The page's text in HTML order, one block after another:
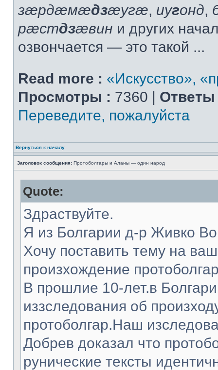
зæрдæмæдзæугæ, иугонд,
рæстдзæвин и других
озвончается — это такой ...
Read more : «Искусство»,
Просмотры : 7360 | Ответы
Переведите, пожалуйста
Вернуться к началу
Заголовок сообщения: Протоболгары и Аланы — один народ
Quote:
Здраствуйте.
Я из Болгарии д-р Живко
Хочу поставить тему на
произхождение
В прошлие 10-лет.в
иззследования об
протоболгар.Наш
Добрев доказал что
рунические тексты